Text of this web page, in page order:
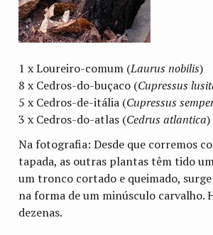
1 x Loureiro-comum (Laurus nobilis)
8 x Cedros-do-buçaco (Cupressus
5 x Cedros-de-itália (Cupressus
3 x Cedros-do-atlas (Cedrus atlantica)
Na fotografia: Desde que corremos
tapada, as outras plantas têm tido
um tronco cortado e queimado,
na forma de um minúsculo carvalho.
dezenas.